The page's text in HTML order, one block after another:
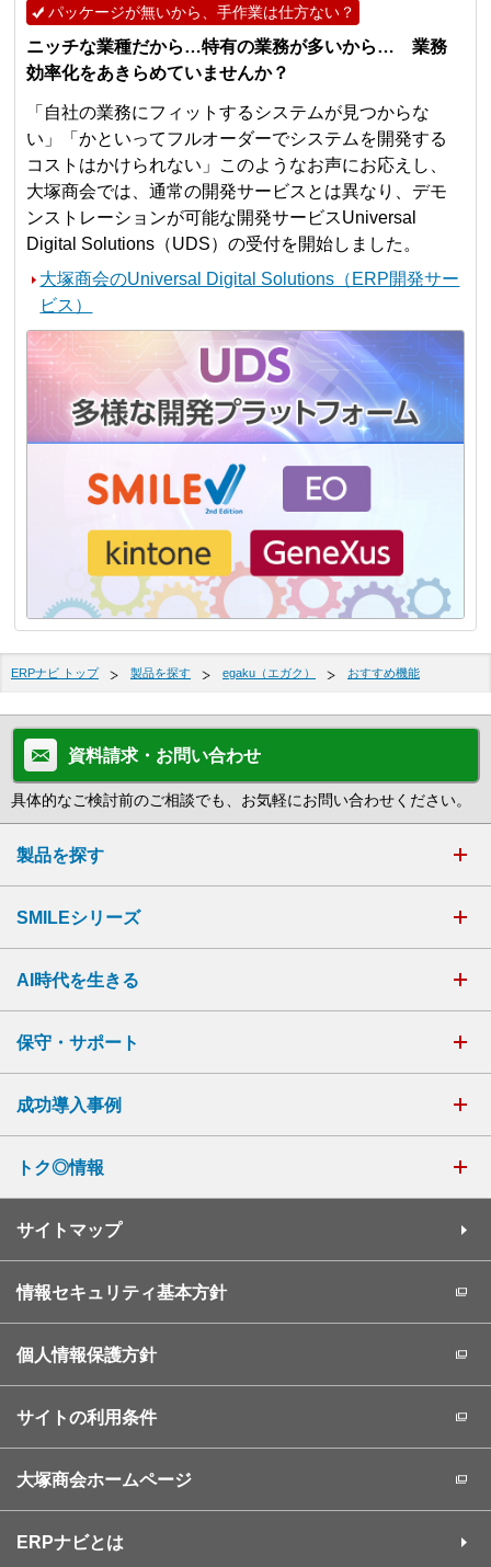
パッケージが無いから、手作業は仕方ない？
ニッチな業種だから…特有の業務が多いから… 業務
効率化をあきらめていませんか？
「自社の業務にフィットするシステムが見つからな
い」「かといってフルオーダーでシステムを開発する
コストはかけられない」このようなお声にお応えし、
大塚商会では、通常の開発サービスとは異なり、デモ
ンストレーションが可能な開発サービスUniversal
Digital Solutions（UDS）の受付を開始しました。
大塚商会のUniversal Digital Solutions（ERP開発サー
ビス）
ERPナビ トップ 製品を探す egaku（エガク） おすすめ機能
資料請求・お問い合わせ
具体的なご検討前のご相談でも、お気軽にお問い合わせください。
製品を探す
SMILEシリーズ
AI時代を生きる
保守・サポート
成功導入事例
トク◎情報
サイトマップ
情報セキュリティ基本方針
個人情報保護方針
サイトの利用条件
大塚商会ホームページ
ERPナビとは